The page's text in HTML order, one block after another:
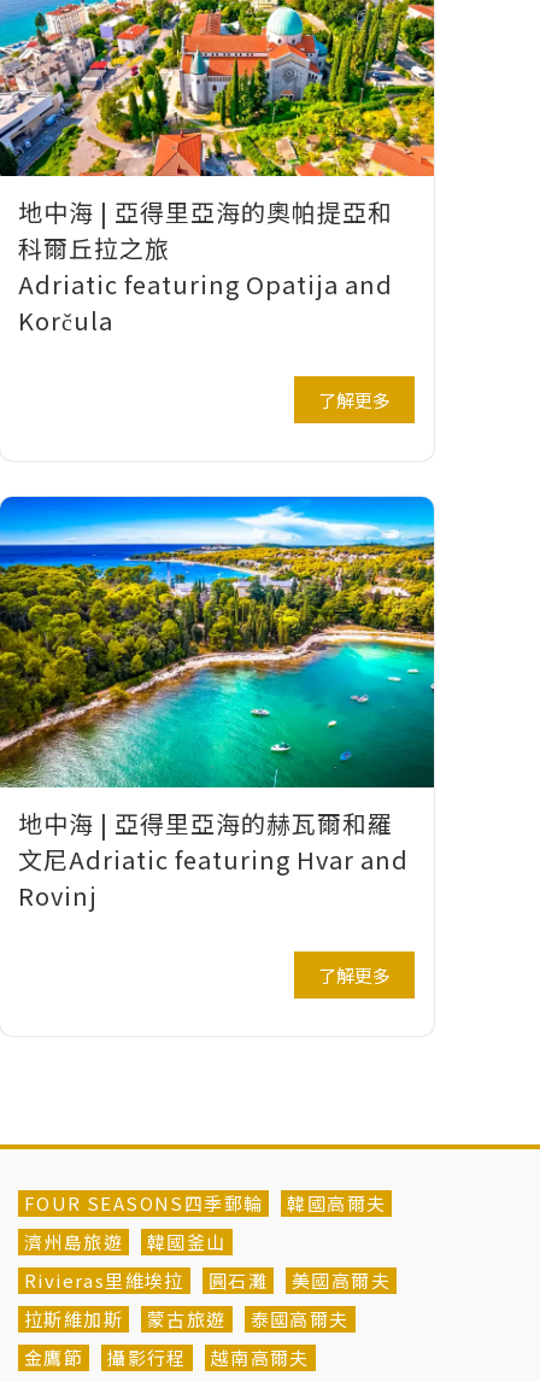
地中海 | 亞得里亞海的奧帕提亞和
科爾丘拉之旅
Adriatic featuring Opatija and
Korčula
了解更多
地中海 | 亞得里亞海的赫瓦爾和羅
文尼Adriatic featuring Hvar and
Rovinj
了解更多
FOUR SEASONS四季郵輪
韓國高爾夫
濟州島旅遊
韓國釜山
Rivieras里維埃拉
圓石灘
美國高爾夫
拉斯維加斯
蒙古旅遊
泰國高爾夫
金鷹節
攝影行程
越南高爾夫